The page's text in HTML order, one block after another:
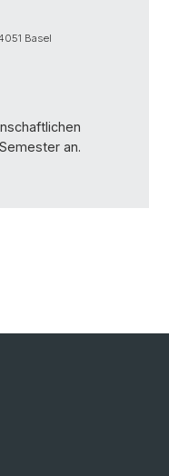
Basel
an.